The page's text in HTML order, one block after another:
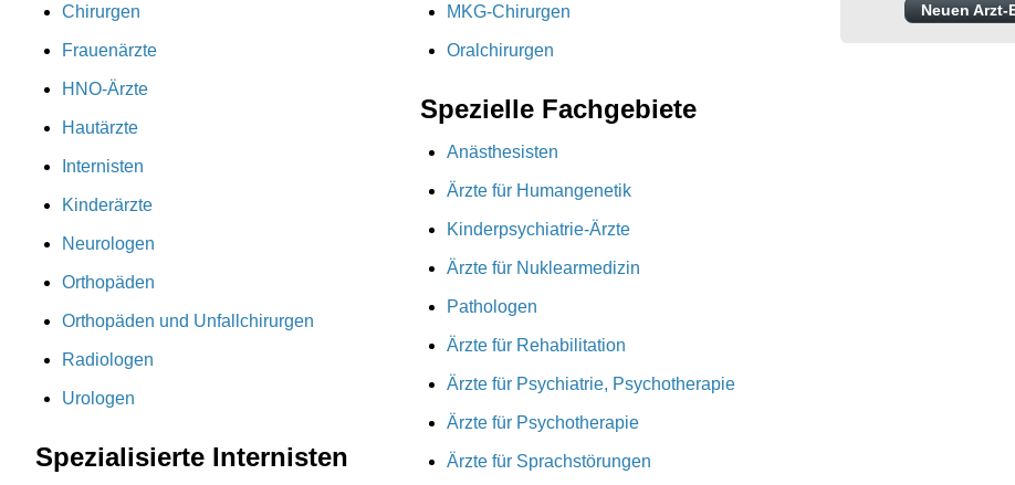
Chirurgen
Frauenärzte
HNO-Ärzte
Hautärzte
Internisten
Kinderärzte
Neurologen
Orthopäden
Orthopäden und Unfallchirurgen
Radiologen
Urologen
Spezialisierte Internisten
MKG-Chirurgen
Oralchirurgen
Spezielle Fachgebiete
Anästhesisten
Ärzte für Humangenetik
Kinderpsychiatrie-Ärzte
Ärzte für Nuklearmedizin
Pathologen
Ärzte für Rehabilitation
Ärzte für Psychiatrie, Psychotherapie
Ärzte für Psychotherapie
Ärzte für Sprachstörungen
Neuen